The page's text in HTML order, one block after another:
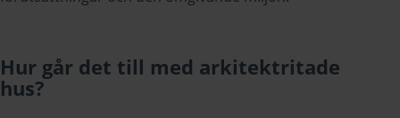
Hur går det till med arkitektritade
hus?